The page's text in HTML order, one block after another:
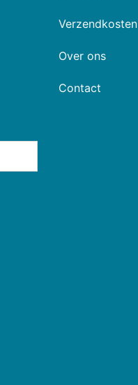
Verzendkosten
Over ons
Contact